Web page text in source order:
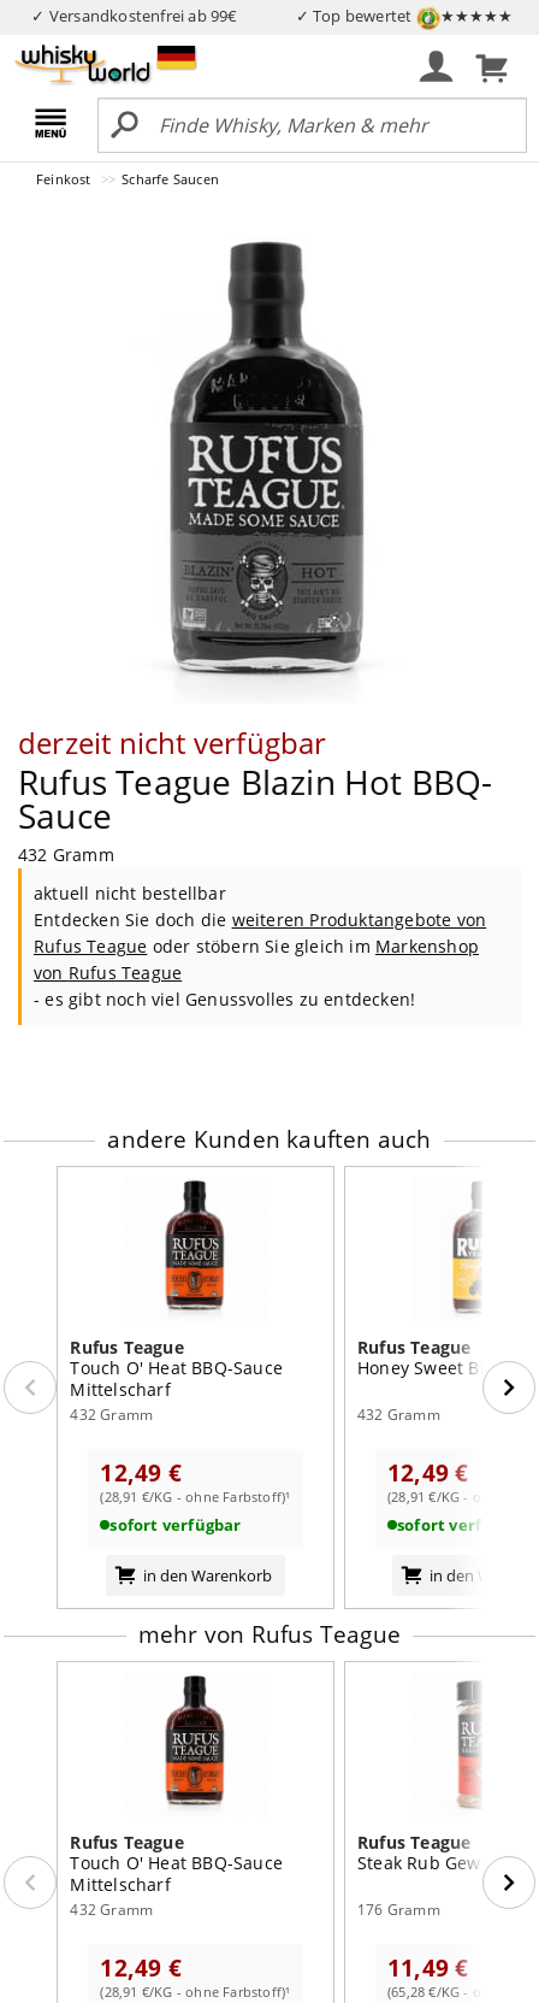
✓ Versandkostenfrei ab 99€ ✓ Top bewertet ★★★★★
Feinkost Scharfe Saucen
derzeit nicht verfügbar
Rufus Teague Blazin Hot BBQ-
Sauce
432 Gramm
aktuell nicht bestellbar
Entdecken Sie doch die weiteren Produktangebote von
Rufus Teague oder stöbern Sie gleich im Markenshop
von Rufus Teague
- es gibt noch viel Genussvolles zu entdecken!
andere Kunden kauften auch
Rufus Teague
Touch O' Heat BBQ-Sauce
Mittelscharf
432 Gramm
12,49 €
(28,91 €/KG - ohne Farbstoff)¹
sofort verfügbar
in den Warenkorb
Rufus Teague
Honey Sweet BBQ-
432 Gramm
12,49 €
(28,91 €/KG - ohne
sofort verfügbar
in den
mehr von Rufus Teague
Rufus Teague
Touch O' Heat BBQ-Sauce
Mittelscharf
432 Gramm
12,49 €
(28,91 €/KG - ohne Farbstoff)¹
Rufus Teague
Steak Rub Gewürz
176 Gramm
11,49 €
(65,28 €/KG - ohne